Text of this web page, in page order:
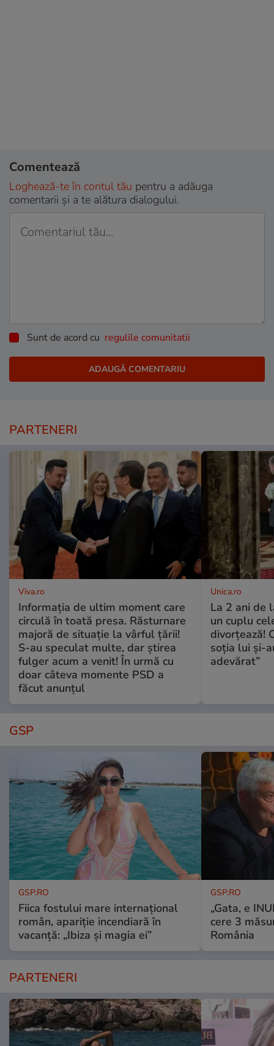
Comentează
Loghează-te în contul tău pentru a adăuga
comentarii și a te alătura dialogului.
Sunt de acord cu regulile comunitatii
PARTENERI
Viva.ro
Informația de ultim moment care
circulă în toată presa. Răsturnare
majoră de situație la vârful țării!
S-au speculat multe, dar știrea
fulger acum a venit! În urmă cu
doar câteva momente PSD a
făcut anunțul
Unica.ro
La 2 ani de
un cuplu
divorțează!
soția lui și-
adevărat”
GSP
GSP.RO
Fiica fostului mare internațional
român, apariție incendiară în
vacanță: „Ibiza și magia ei”
GSP.RO
„Gata, e
cere 3
România
PARTENERI